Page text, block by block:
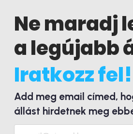
Ne maradj
a legújabb
Iratkozz fel!
Add meg email címed,
állást hirdetnek meg